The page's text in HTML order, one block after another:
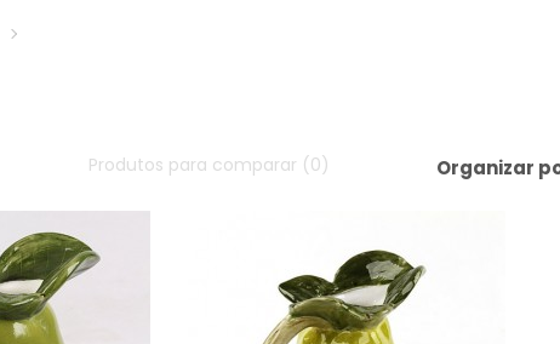
Produtos para comparar (0) Organizar